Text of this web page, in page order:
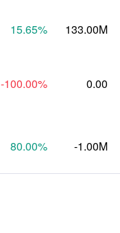
15.65% 133.00M
-100.00% 0.00
80.00% -1.00M